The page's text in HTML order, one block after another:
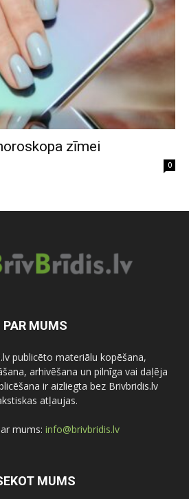
zīmei
0
PAR MUMS
publicēto materiālu kopēšana,
arhivēšana un pilnīga vai daļēja
ir aizliegta bez Brivbridis.lv
atļaujas.
mums: info@brivbridis.lv
MUMS